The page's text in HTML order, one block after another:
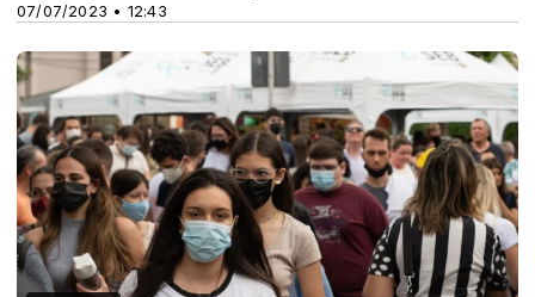
07/07/2023 • 12:43